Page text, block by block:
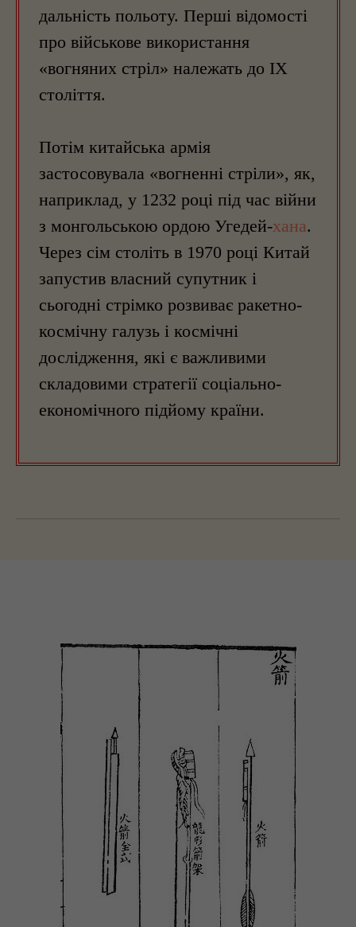
дальність польоту. Перші відомості
про військове використання
«вогняних стріл» належать до IX
століття.
Потім китайська армія
застосовувала «вогненні стріли», як,
наприклад, у 1232 році під час війни
з монгольською ордою Угедей-хана.
Через сім століть в 1970 році Китай
запустив власний супутник і
сьогодні стрімко розвиває ракетно-
космічну галузь і космічні
дослідження, які є важливими
складовими стратегії соціально-
економічного підйому країни.